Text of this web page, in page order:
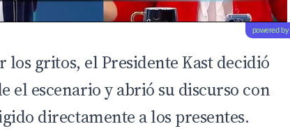
powered by
los gritos, el Presidente Kast decidió
el escenario y abrió su discurso con
directamente a los presentes.